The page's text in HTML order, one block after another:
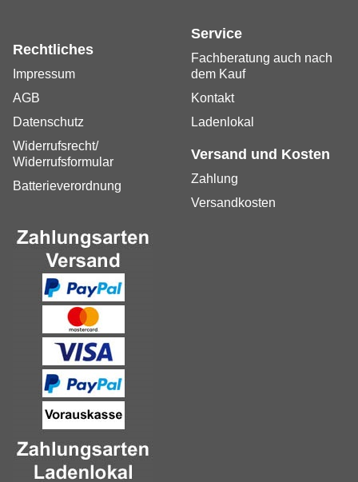
Service
Fachberatung auch nach
dem Kauf
Kontakt
Ladenlokal
Rechtliches
Impressum
AGB
Datenschutz
Widerrufsrecht/
Widerrufsformular
Batterieverordnung
Versand und Kosten
Zahlung
Versandkosten